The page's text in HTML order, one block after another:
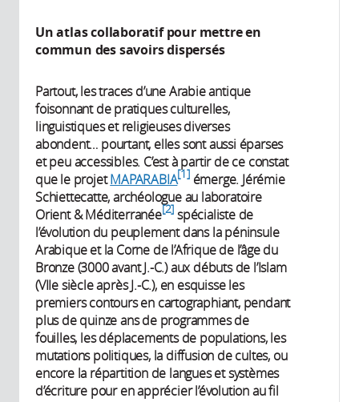
Un atlas collaboratif pour mettre en
commun des savoirs dispersés
Partout, les traces d’une Arabie antique
foisonnant de pratiques culturelles,
linguistiques et religieuses diverses
abondent… pourtant, elles sont aussi éparses
et peu accessibles. C’est à partir de ce constat
que le projetMAPARABIA 1 émerge. Jérémie
Schiettecatte, archéologue au laboratoire
Orient & Méditerranée 2 spécialiste de
l’évolution du peuplement dans la péninsule
Arabique et la Corne de l’Afrique de l’âge du
Bronze (3000 avant J.-C.) aux débuts de l’Islam
(VIIe siècle après J.-C.), en esquisse les
premiers contours en cartographiant, pendant
plus de quinze ans de programmes de
fouilles, les déplacements de populations, les
mutations politiques, la diffusion de cultes, ou
encore la répartition de langues et systèmes
d’écriture pour en apprécier l’évolution au fil